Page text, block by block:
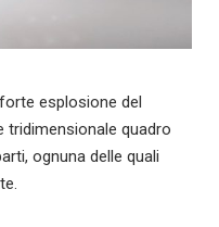
esplosione del
tridimensionale quadro
ognuna delle quali